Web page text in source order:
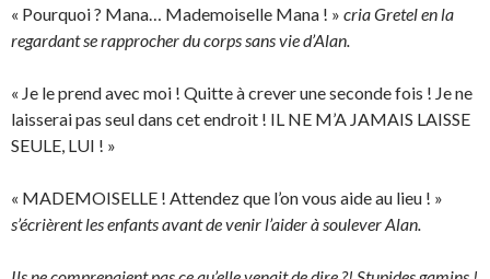
« Pourquoi ? Mana… Mademoiselle Mana ! » cria Gretel en la
regardant se rapprocher du corps sans vie d’Alan.
« Je le prend avec moi ! Quitte à crever une seconde fois ! Je ne
laisserai pas seul dans cet endroit ! IL NE M’A JAMAIS LAISSE
SEULE, LUI ! »
« MADEMOISELLE ! Attendez que l’on vous aide au lieu ! »
s’écrièrent les enfants avant de venir l’aider à soulever Alan.